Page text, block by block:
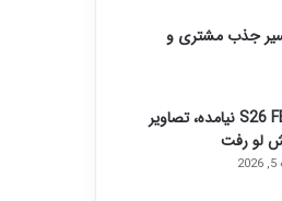
جذب مشتری و
گوشی S26 FE نیامده، تصاویر
لو رفت